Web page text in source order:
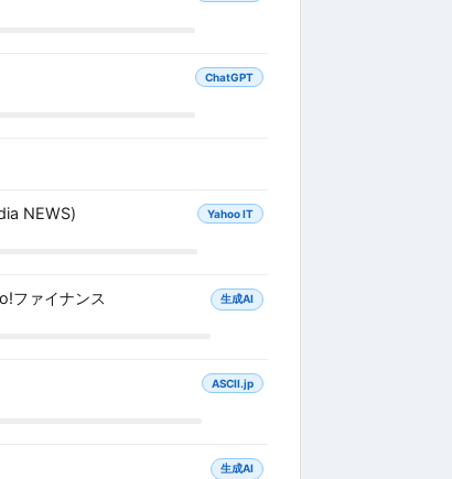
ChatGPT
NEWS) Yahoo IT
ファイナンス 生成AI
ASCII.jp
生成AI